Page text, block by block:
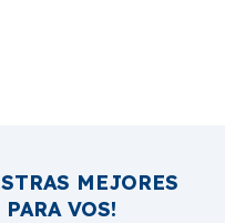
MEJORES
VOS!